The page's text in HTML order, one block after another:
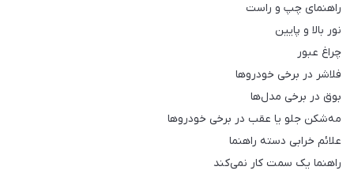
راهنمای چپ و راست
نور بالا و پایین
چراغ عبور
فلاشر در برخی خودروها
بوق در برخی مدل‌ها
مه‌شکن جلو یا عقب در برخی خودروها
علائم خرابی دسته راهنما
راهنما یک سمت کار نمی‌کند